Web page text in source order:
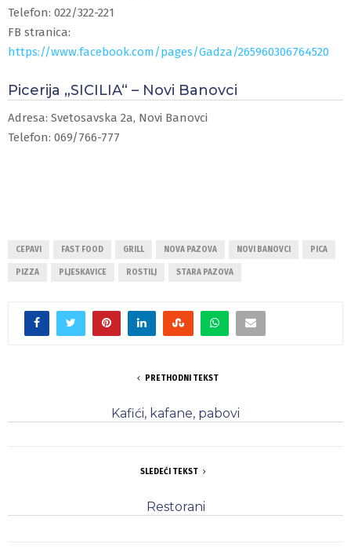
Telefon: 022/322-221
FB stranica:
https://www.facebook.com/pages/Gadza/265960306764520
Picerija „SICILIA“ – Novi Banovci
Adresa: Svetosavska 2a, Novi Banovci
Telefon: 069/766-777
CEPAVI FAST FOOD GRILL NOVA PAZOVA NOVI BANOVCI PICA
PIZZA PLJESKAVICE ROSTILJ STARA PAZOVA
PRETHODNI TEKST
Kafići, kafane, pabovi
SLEDEĆI TEKST
Restorani